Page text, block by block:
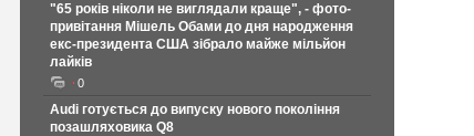
"65 років ніколи не виглядали краще", - фото-
привітання Мішель Обами до дня народження
екс-президента США зібрало майже мільйон
лайків
0
Audi готується до випуску нового покоління
позашляховика Q8